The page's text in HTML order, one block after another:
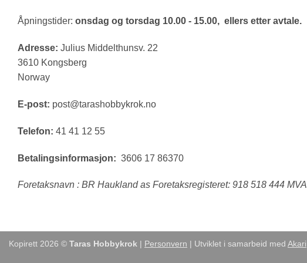
Åpningstider: onsdag og torsdag 10.00 - 15.00, ellers etter avtale.
Adresse: Julius Middelthunsv. 22
3610 Kongsberg
Norway
E-post: post@tarashobbykrok.no
Telefon: 41 41 12 55
Betalingsinformasjon: 3606 17 86370
Foretaksnavn : BR Haukland as Foretaksregisteret: 918 518 444 MVA
Kopirett 2026 © Taras Hobbykrok | Personvern | Utviklet i samarbeid med Akari